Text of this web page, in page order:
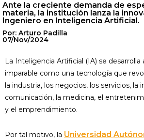
Ante la creciente demanda de
materia, la institución lanza la
Ingeniero en Inteligencia Artificial.
Por: Arturo Padilla
07/Nov/2024
La Inteligencia Artificial (IA) se desarrolla
imparable como una tecnología que
la industria, los negocios, los servicios, la
comunicación, la medicina, el
y el emprendimiento.
Por tal motivo, la Universidad